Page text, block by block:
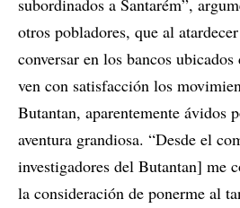
subordinados a Santarém”,
otros pobladores, que al
conversar en los bancos ubicados
ven con satisfacción los
Butantan, aparentemente ávidos
aventura grandiosa. “Desde el
investigadores del Butantan] me
la consideración de ponerme al